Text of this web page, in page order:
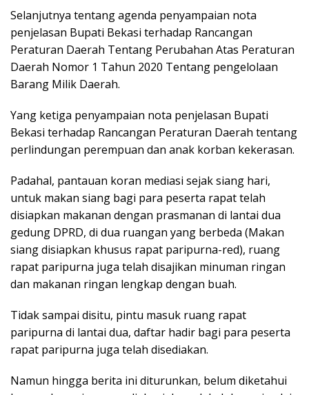
Selanjutnya tentang agenda penyampaian nota
penjelasan Bupati Bekasi terhadap Rancangan
Peraturan Daerah Tentang Perubahan Atas Peraturan
Daerah Nomor 1 Tahun 2020 Tentang pengelolaan
Barang Milik Daerah.
Yang ketiga penyampaian nota penjelasan Bupati
Bekasi terhadap Rancangan Peraturan Daerah tentang
perlindungan perempuan dan anak korban kekerasan.
Padahal, pantauan koran mediasi sejak siang hari,
untuk makan siang bagi para peserta rapat telah
disiapkan makanan dengan prasmanan di lantai dua
gedung DPRD, di dua ruangan yang berbeda (Makan
siang disiapkan khusus rapat paripurna-red), ruang
rapat paripurna juga telah disajikan minuman ringan
dan makanan ringan lengkap dengan buah.
Tidak sampai disitu, pintu masuk ruang rapat
paripurna di lantai dua, daftar hadir bagi para peserta
rapat paripurna juga telah disediakan.
Namun hingga berita ini diturunkan, belum diketahui